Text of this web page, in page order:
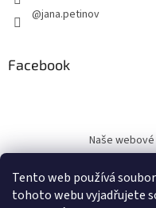
Tento web používá
tohoto webu vyjadřujete
@jana.petinov
Facebook
Naše